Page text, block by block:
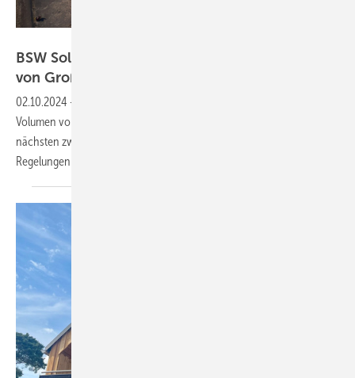
BSW Solar erwartet rasant wachsenden Ausbau
von Großspeichern
02.10.2024 -
Volumen von Speichern mit mehr als einem Megawatt Leistung in den
nächsten zwei Jahren verdreifacht. Dazu sind aber einfachere
Regelungen für Speicher